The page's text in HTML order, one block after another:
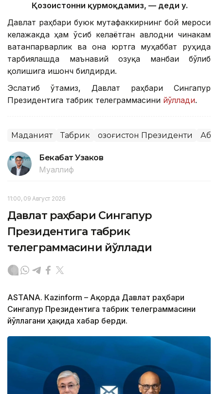
Қозоғистонни қурмоқдамиз, — деди у.
Давлат раҳбари буюк мутафаккирнинг бой мероси
келажакда ҳам ўсиб келаётган авлодни чинакам
ватанпарварлик ва она юртга муҳаббат руҳида
тарбиялашда маънавий озуқа манбаи бўлиб
қолишига ишонч билдирди.
Эслатиб ўтамиз, Давлат раҳбари Сингапур
Президентига табрик телеграммасини йўллади.
Маданият Табрик Қозоғистон Президенти
Бекабат Узаков
Муаллиф
11:00, 09 Август 2026
Давлат раҳбари Сингапур
Президентига табрик
телеграммасини йўллади
ASTANА. Кazinform – Ақорда Давлат раҳбари
Сингапур Президентига табрик телеграммасини
йўллагани ҳақида хабар берди.